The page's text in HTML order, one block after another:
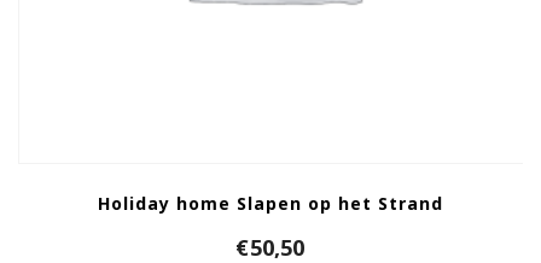
Holiday home Slapen op het Strand
€50,50